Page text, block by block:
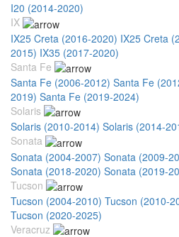
I20 (2014-2020)
IX
IX25 Creta (2016-2020) IX25 Creta
2015) IX35 (2017-2020)
Santa Fe
Santa Fe (2006-2012) Santa Fe
2019) Santa Fe (2019-2024)
Solaris
Solaris (2010-2014) Solaris (2014-
Sonata
Sonata (2004-2007) Sonata (2009-
Sonata (2018-2020) Sonata (2019-
Tucson
Tucson (2004-2010) Tucson (2010-
Tucson (2020-2025)
Veracruz